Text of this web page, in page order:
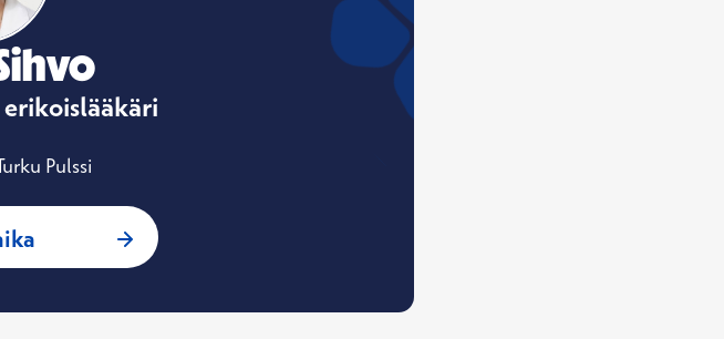
Pulssi
: Riikka Sihvo, Yleislääketieteen erikoislääkäri